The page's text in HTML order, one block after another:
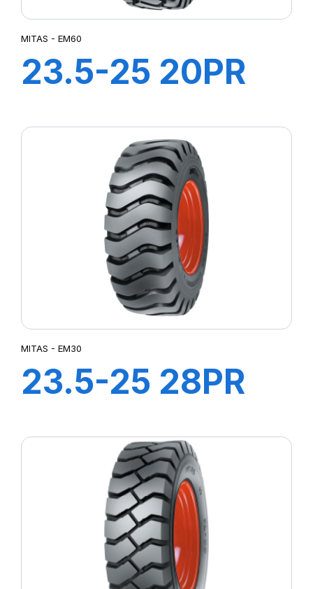
MITAS - EM60
23.5-25 20PR
MITAS - EM30
23.5-25 28PR